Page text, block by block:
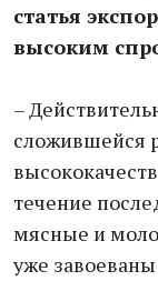
статья
высоким
–
сложившейся
течение
мясные и
уже